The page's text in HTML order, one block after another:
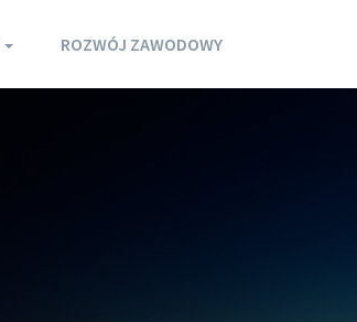
ROZWÓJ ZAWODOWY